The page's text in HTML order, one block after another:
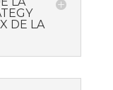
DE LA